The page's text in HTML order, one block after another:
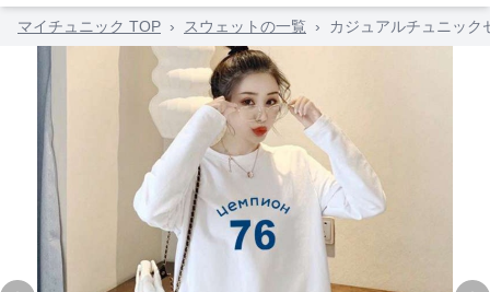
マイチュニック TOP › スウェットの一覧 › カジュアルチュニック